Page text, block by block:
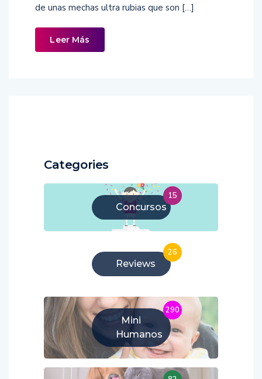
de unas mechas ultra rubias que son […]
Leer Más
Categories
Concursos
15
Reviews
26
Mini
Humanos
290